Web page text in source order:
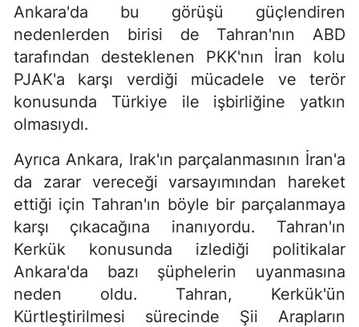
Ankara'da bu görüşü güçlendiren
nedenlerden birisi de Tahran'nın ABD
tarafından desteklenen PKK'nın İran kolu
PJAK'a karşı verdiği mücadele ve terör
konusunda Türkiye ile işbirliğine yatkın
olmasıydı.
Ayrıca Ankara, Irak'ın parçalanmasının İran'a
da zarar vereceği varsayımından hareket
ettiği için Tahran'ın böyle bir parçalanmaya
karşı çıkacağına inanıyordu. Tahran'ın
Kerkük konusunda izlediği politikalar
Ankara'da bazı şüphelerin uyanmasına
neden oldu. Tahran, Kerkük'ün
Kürtleştirilmesi sürecinde Şii Arapların